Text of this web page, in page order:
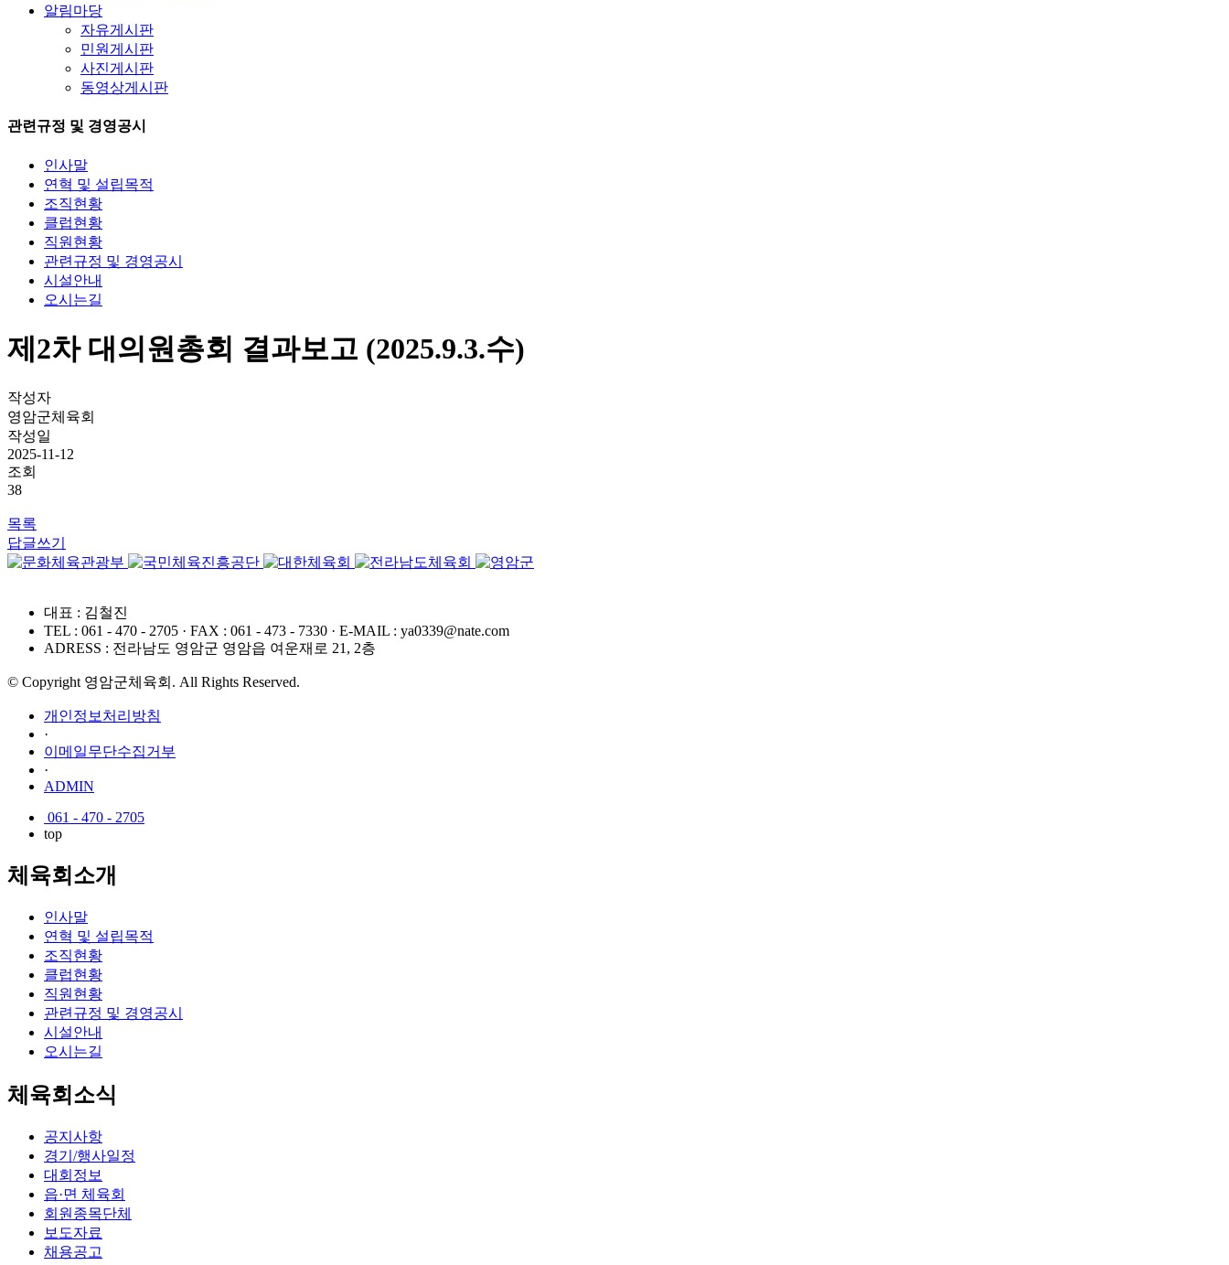
알림마당
자유게시판
민원게시판
사진게시판
동영상게시판
관련규정 및 경영공시
인사말
연혁 및 설립목적
조직현황
클럽현황
직원현황
관련규정 및 경영공시
시설안내
오시는길
제2차 대의원총회 결과보고 (2025.9.3.수)
작성자
영암군체육회
작성일
2025-11-12
조회
38
목록
답글쓰기
대표 : 김철진
TEL : 061 - 470 - 2705 · FAX : 061 - 473 - 7330 · E-MAIL : ya0339@nate.com
ADRESS : 전라남도 영암군 영암읍 여운재로 21, 2층
© Copyright 영암군체육회. All Rights Reserved.
개인정보처리방침
·
이메일무단수집거부
·
ADMIN
061 - 470 - 2705
top
체육회소개
인사말
연혁 및 설립목적
조직현황
클럽현황
직원현황
관련규정 및 경영공시
시설안내
오시는길
체육회소식
공지사항
경기/행사일정
대회정보
읍·면 체육회
회원종목단체
보도자료
채용공고